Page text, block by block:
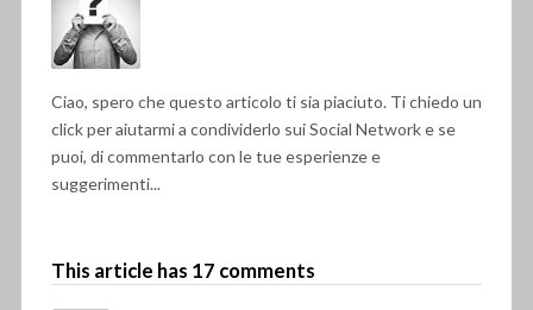
Ciao, spero che questo articolo ti sia piaciuto. Ti chiedo un
click per aiutarmi a condividerlo sui Social Network e se
puoi, di commentarlo con le tue esperienze e
suggerimenti...
This article has 17 comments